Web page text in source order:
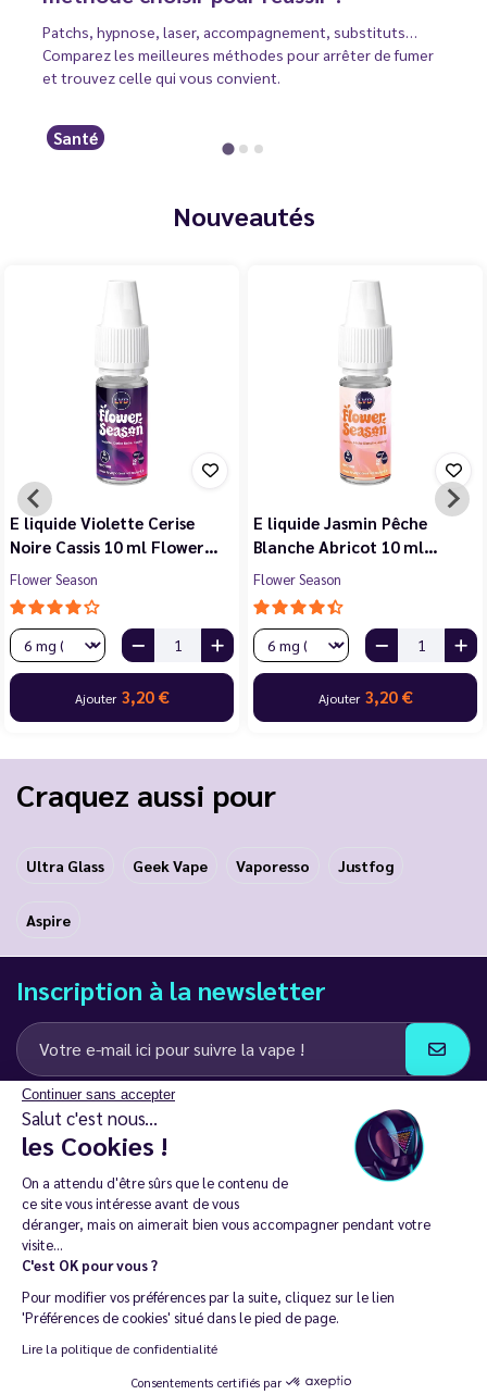
Continuer sans accepter
Salut c'est nous...
les Cookies !
On a attendu d'être sûrs que le contenu de
ce site vous intéresse avant de vous
déranger, mais on aimerait bien vous accompagner pendant votre
visite...
C'est OK pour vous ?
Pour modifier vos préférences par la suite, cliquez sur le lien
'Préférences de cookies' situé dans le pied de page.
Lire la politique de confidentialité
Consentements certifiés par
Patchs, hypnose, laser, accompagnement, substituts…
Comparez les meilleures méthodes pour arrêter de fumer
et trouvez celle qui vous convient.
Santé
Nouveautés
E liquide Violette Cerise
Noire Cassis 10 ml Flower…
Flower Season
Ajouter 3,20 €
E liquide Jasmin Pêche
Blanche Abricot 10 ml…
Flower Season
Ajouter 3,20 €
Craquez aussi pour
Ultra Glass Geek Vape Vaporesso Justfog
Aspire
Inscription à la newsletter
J’accepte de recevoir des communications e-mail et SMS de la part de
LD Groupe
Restez en contact
La vente de cigarette électronique est interdite chez les moins de
18 ans. 🔞
Copyright © 2014 - 2026 Le Vapoteur Discount - Tous droits